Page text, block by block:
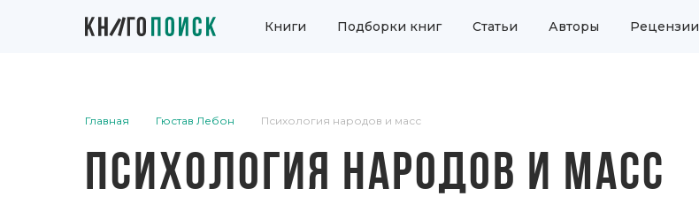
Книги Подборки книг Статьи Авторы Рецензии
Главная Гюстав Лебон Психология народов и масс
ПСИХОЛОГИЯ НАРОДОВ И МАСС